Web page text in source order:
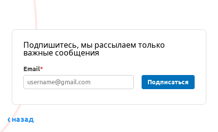
Подпишитесь, мы рассылаем только
важные сообщения
Email*
Подписаться
назад